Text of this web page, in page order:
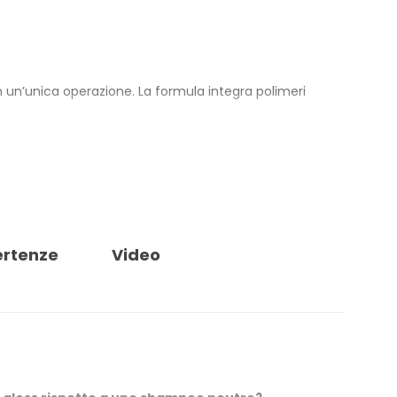
operazione. La formula integra polimeri
alla carrozzeria una capacità idrofobica che
dei lavaggi successivi. La schiuma bilanciata e
in barattolo.
Video